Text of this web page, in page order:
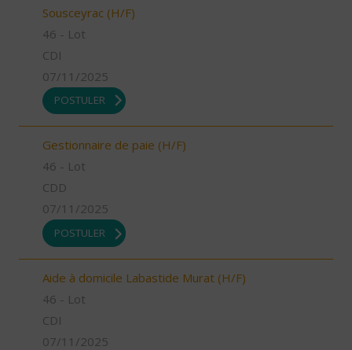
Sousceyrac (H/F)
46 - Lot
CDI
07/11/2025
POSTULER
Gestionnaire de paie (H/F)
46 - Lot
CDD
07/11/2025
POSTULER
Aide à domicile Labastide Murat (H/F)
46 - Lot
CDI
07/11/2025